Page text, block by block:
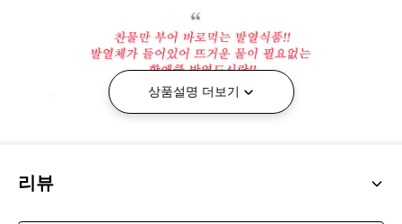
상품설명 더보기
리뷰